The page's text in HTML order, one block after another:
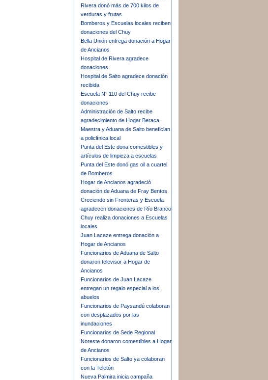
Rivera donó más de 700 kilos de
verduras y frutas
Bomberos y Escuelas locales reciben
donaciones del Chuy
Bella Unión entrega donación a Hogar
de Ancianos
Hospital de Rivera agradece
donaciones
Hospital de Salto agradece donación
recibida
Escuela N° 110 del Chuy recibe
donaciones
Administración de Salto recibe
agradecimiento de Hogar Beraca
Maestra y Aduana de Salto benefician
a policlínica local
Punta del Este dona comestibles y
artículos de limpieza a escuelas
Punta del Este donó gas oil a cuartel
de Bomberos
Hogar de Ancianos agradeció
donación de Aduana de Fray Bentos
Creciendo sin Fronteras y Escuela
agradecen donaciones de Río Branco
Chuy realiza donaciones a Escuelas
locales
Juan Lacaze entrega donación a
Hogar de Ancianos
Funcionarios de Aduana de Salto
donaron televisor a Hogar de
Ancianos
Funcionarios de Juan Lacaze
entregan un regalo especial a los
abuelos
Funcionarios de Paysandú colaboran
con desplazados por las
inundaciones
Funcionarios de Sede Regional
Noreste donaron comestibles a Hogar
de Ancianos
Funcionarios de Salto ya colaboran
con la Teletón
Nueva Palmira inicia campaña